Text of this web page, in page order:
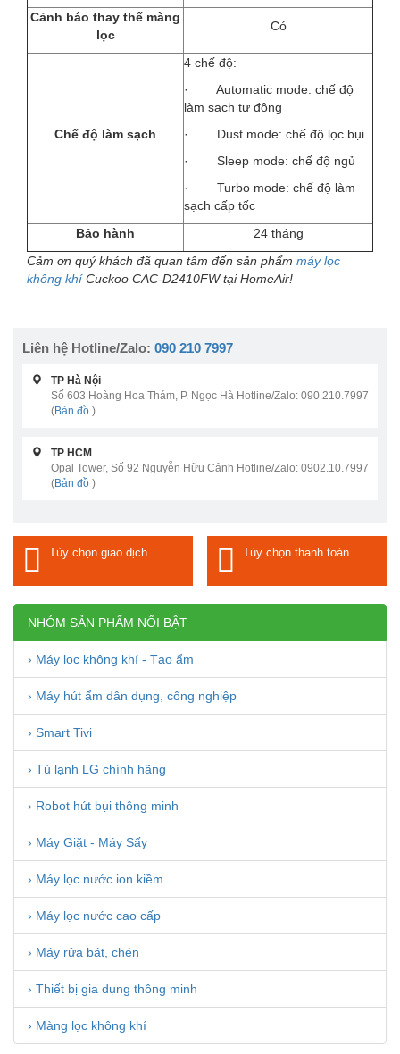
Cảnh báo thay thế màng
lọc
Có
Chế độ làm sạch
4 chế độ:
· Automatic mode: chế độ
làm sạch tự động
· Dust mode: chế độ lọc bụi
· Sleep mode: chế độ ngủ
· Turbo mode: chế độ làm
sạch cấp tốc
Bảo hành
24 tháng
Cảm ơn quý khách đã quan tâm đến sản phẩm máy lọc
không khíCuckoo CAC-D2410FW tại HomeAir!
Liên hệ Hotline/Zalo: 090 210 7997
TP Hà Nội
Số 603 Hoàng Hoa Thám, P. Ngọc Hà Hotline/Zalo: 090.210.7997
(Bản đồ )
TP HCM
Opal Tower, Số 92 Nguyễn Hữu Cảnh Hotline/Zalo: 0902.10.7997
(Bản đồ )
Tùy chọn giao dịch Tùy chọn thanh toán
NHÓM SẢN PHẨM NỔI BẬT
› Máy lọc không khí - Tạo ẩm
› Máy hút ẩm dân dụng, công nghiệp
› Smart Tivi
› Tủ lạnh LG chính hãng
› Robot hút bụi thông minh
› Máy Giặt - Máy Sấy
› Máy lọc nước ion kiềm
› Máy lọc nước cao cấp
› Máy rửa bát, chén
› Thiết bị gia dụng thông minh
› Màng lọc không khí